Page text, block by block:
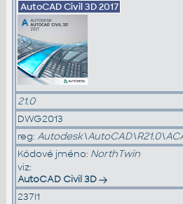
AutoCAD Civil 3D2017
21.0
DWG2013
reg:
Kódové jméno: NorthTwin
viz:
AutoCAD Civil 3D
237I1